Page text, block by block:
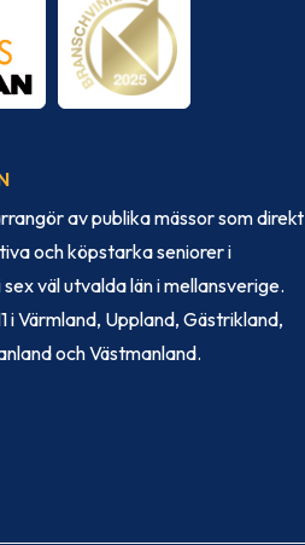
av publika mässor som direkt
och köpstarka seniorer i
väl utvalda län i mellansverige.
i Värmland, Uppland, Gästrikland,
och Västmanland.